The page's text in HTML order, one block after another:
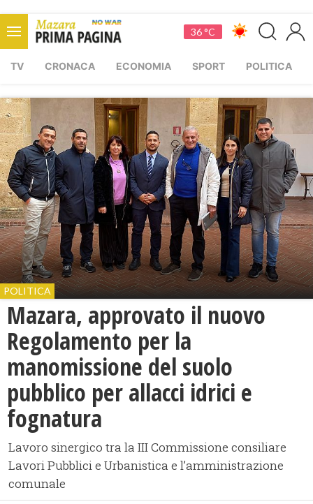
36 °C
TV CRONACA ECONOMIA SPORT POLITICA
POLITICA
Mazara, approvato il nuovo
Regolamento per la
manomissione del suolo
pubblico per allacci idrici e
fognatura
Lavoro sinergico tra la III Commissione consiliare
Lavori Pubblici e Urbanistica e l’amministrazione
comunale